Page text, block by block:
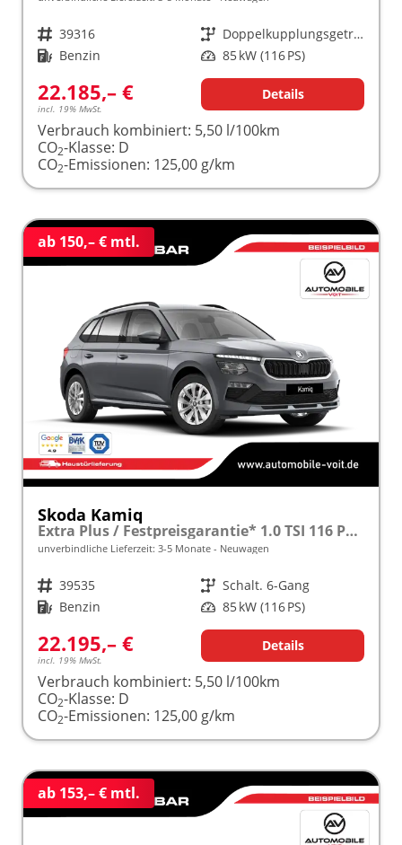
Fahrzeugnr. 39316 Getriebe
Doppelkupplungsgetriebe (DSG)
Kraftstoff Benzin Leistung 85 kW (116 PS)
22.185,– €
incl. 19% MwSt.
Details
Verbrauch kombiniert: 5,50 l/100km
CO2-Klasse: D
CO2-Emissionen: 125,00 g/km
ab 150,– € mtl.
Skoda Kamiq
Extra Plus / Festpreisgarantie* 1.0 TSI 116 PS frei konfigurierbar!
unverbindliche Lieferzeit: 3-5 Monate Neuwagen
Fahrzeugnr. 39535 Getriebe Schalt. 6-Gang
Kraftstoff Benzin Leistung 85 kW (116 PS)
22.195,– €
incl. 19% MwSt.
Details
Verbrauch kombiniert: 5,50 l/100km
CO2-Klasse: D
CO2-Emissionen: 125,00 g/km
ab 153,– € mtl.